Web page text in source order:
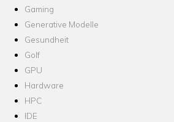
Gaming
Generative Modelle
Gesundheit
Golf
GPU
Hardware
HPC
IDE